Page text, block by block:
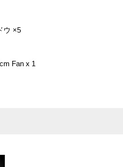
ウ ×5
Fan x 1